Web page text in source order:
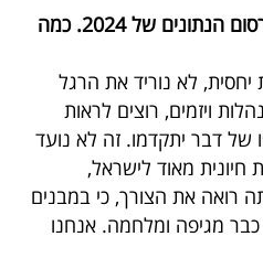
אנחנו בסוף שנה, לקראת פרסום הנתונים של 2024. כמה
לא נוריד את הרגל
ויזמים, רוצים לראות
של דבר יתקדמו. זה לא נועד
חיונית מאוד לישראל,
רואה את הצורך, כי במבנים
מגיפה ומלחמה. אנחנו